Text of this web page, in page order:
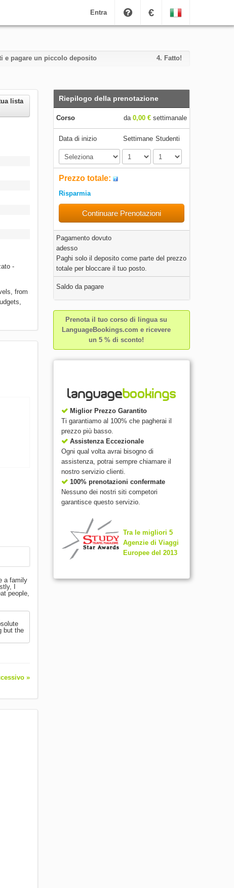
Entra €
e pagare un piccolo deposito 4. Fatto!
lista
-
from
a family
I
people,
but the
»
Riepilogo della prenotazione
Corso da 0,00 €settimanale
Data di inizio Settimane Studenti
Prezzo totale:
Risparmia
Continuare Prenotazioni
Pagamento dovuto
adesso
Paghi solo il deposito come parte del prezzo
totale per bloccare il tuo posto.
Saldo da pagare
Prenota il tuo corso di lingua su
LanguageBookings.com e ricevere
un 5 % di sconto!
Miglior Prezzo Garantito
Ti garantiamo al 100% che pagherai il
prezzo più basso.
Assistenza Eccezionale
Ogni qual volta avrai bisogno di
assistenza, potrai sempre chiamare il
nostro servizio clienti.
100% prenotazioni confermate
Nessuno dei nostri siti competori
garantisce questo servizio.
Tra le migliori 5
Agenzie di Viaggi
Europee del 2013